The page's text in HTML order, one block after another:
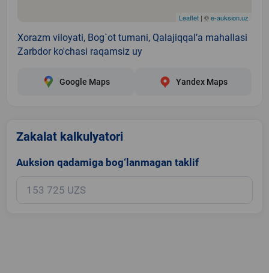
Leaflet | ©e-auksion.uz
Xorazm viloyati, Bog`ot tumani, Qalajiqqal’a mahallasi
Zarbdor ko'chasi raqamsiz uy
Google Maps Yandex Maps
Zakalat kalkulyatori
Auksion qadamiga bog‘lanmagan taklif